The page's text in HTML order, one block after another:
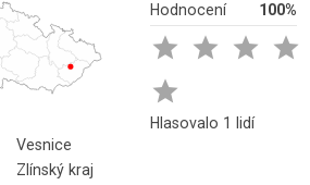
Hodnocení 100%
   

Hlasovalo 1 lidí
Vesnice
Zlínský kraj